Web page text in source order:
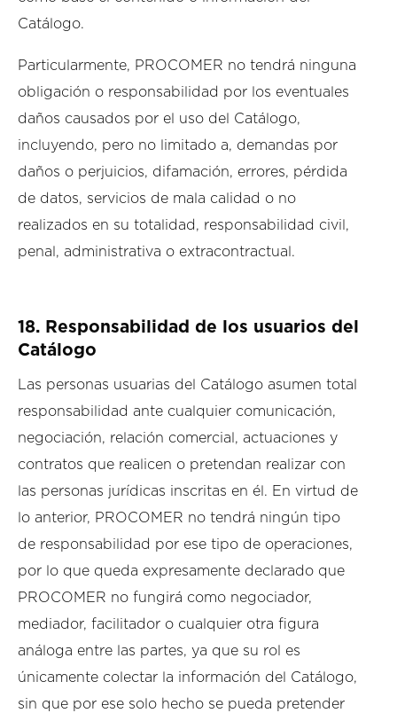
Catálogo.
Particularmente, PROCOMER no tendrá ninguna
obligación o responsabilidad por los eventuales
daños causados por el uso del Catálogo,
incluyendo, pero no limitado a, demandas por
daños o perjuicios, difamación, errores, pérdida
de datos, servicios de mala calidad o no
realizados en su totalidad, responsabilidad civil,
penal, administrativa o extracontractual.
18. Responsabilidad de los usuarios del
Catálogo
Las personas usuarias del Catálogo asumen total
responsabilidad ante cualquier comunicación,
negociación, relación comercial, actuaciones y
contratos que realicen o pretendan realizar con
las personas jurídicas inscritas en él. En virtud de
lo anterior, PROCOMER no tendrá ningún tipo
de responsabilidad por ese tipo de operaciones,
por lo que queda expresamente declarado que
PROCOMER no fungirá como negociador,
mediador, facilitador o cualquier otra figura
análoga entre las partes, ya que su rol es
únicamente colectar la información del Catálogo,
sin que por ese solo hecho se pueda pretender